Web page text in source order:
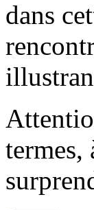
dans
termes,